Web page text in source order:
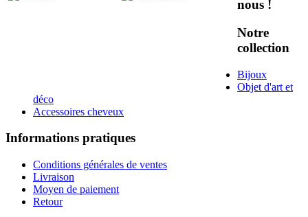
nous !
Notre
collection
Bijoux
Objet d'art et
déco
Accessoires cheveux
Informations pratiques
Conditions générales de ventes
Livraison
Moyen de paiement
Retour